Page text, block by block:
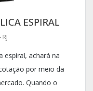
ESPIRAL
espiral, achará na
por meio da
Quando o